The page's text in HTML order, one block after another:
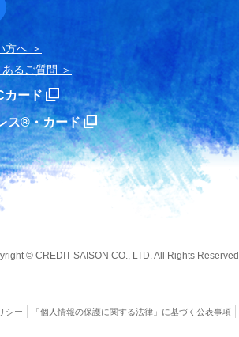
⽅へ
あるご質問
カード
ス®・カード
© CREDIT SAISON CO., LTD. All Rights Reserved.
シー 「個人情報の保護に関する法律」に基づく公表事項